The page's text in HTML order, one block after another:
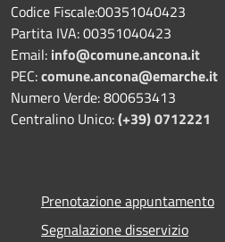
Codice Fiscale:00351040423
Partita IVA: 00351040423
Email: info@comune.ancona.it
PEC:comune.ancona@emarche.it
Numero Verde: 800653413
Centralino Unico:(+39) 0712221
Prenotazione appuntamento
Segnalazione disservizio